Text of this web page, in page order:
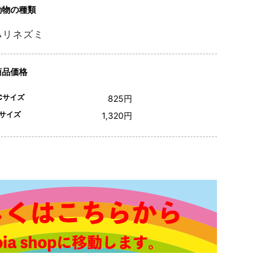
物の種類
ネズミ
品価格
サイズ 825円
イズ 1,320円